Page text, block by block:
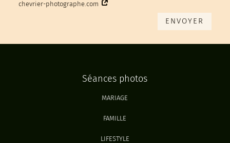
chevrier-photographe.com
ENVOYER
Séances photos
MARIAGE
FAMILLE
LIFESTYLE